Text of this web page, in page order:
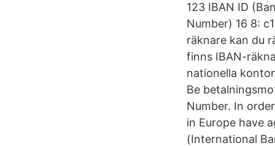
123 IBAN ID
Number) 16 8:
räknare kan du
finns IBAN-
nationella
Be
Number. In
in Europe have
(International